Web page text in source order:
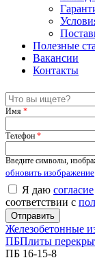
Полезные
Вакансии
Контакты
Имя *
Телефон *
Введите символы,
обновить изображение
Я даю согласие
соответствии с
Железобетонные
ПБПлиты
ПБ 16-15-8